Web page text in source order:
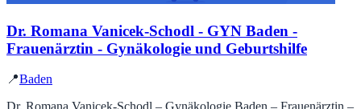
Dr. Romana Vanicek-Schodl - GYN Baden -
Frauenärztin - Gynäkologie und Geburtshilfe
📍Baden